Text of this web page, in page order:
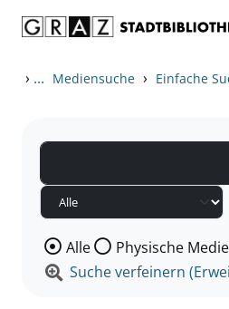
› ... Mediensuche › Einfache
Wählen Sie die Medienart
Alle Physische
Suche verfeinern